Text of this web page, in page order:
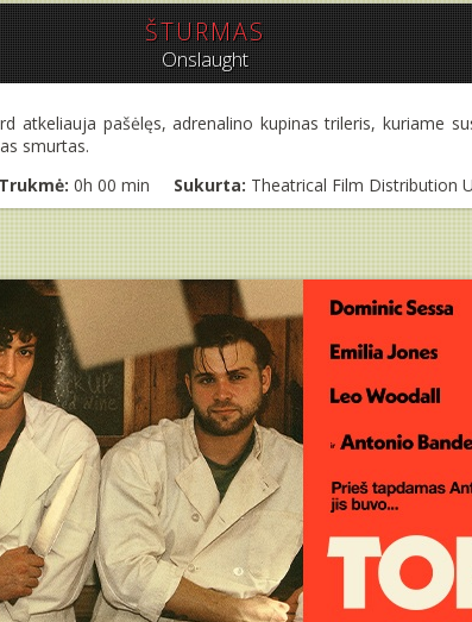
ŠTURMAS
Onslaught
atkeliauja pašėlęs, adrenalino kupinas trileris, kuriame
smurtas.
Trukmė: 0h 00 min Sukurta: Theatrical Film Distribution